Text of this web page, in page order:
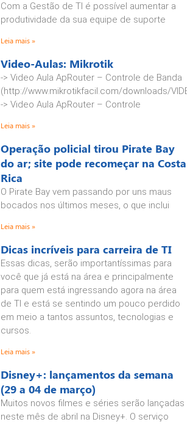
Com a Gestão de TI é possível aumentar a
produtividade da sua equipe de suporte
Leia mais »
Video-Aulas: Mikrotik
-> Video Aula ApRouter – Controle de Banda
(http://www.mikrotikfacil.com/downloads/
-> Video Aula ApRouter – Controle
Leia mais »
Operação policial tirou Pirate Bay
do ar; site pode recomeçar na Costa
Rica
O Pirate Bay vem passando por uns maus
bocados nos últimos meses, o que inclui
Leia mais »
Dicas incríveis para carreira de TI
Essas dicas, serão importantíssimas para
você que já está na área e principalmente
para quem está ingressando agora na área
de TI e está se sentindo um pouco perdido
em meio a tantos assuntos, tecnologias e
cursos.
Leia mais »
Disney+: lançamentos da semana
(29 a 04 de março)
Muitos novos filmes e séries serão lançadas
neste mês de abril na Disney+. O serviço